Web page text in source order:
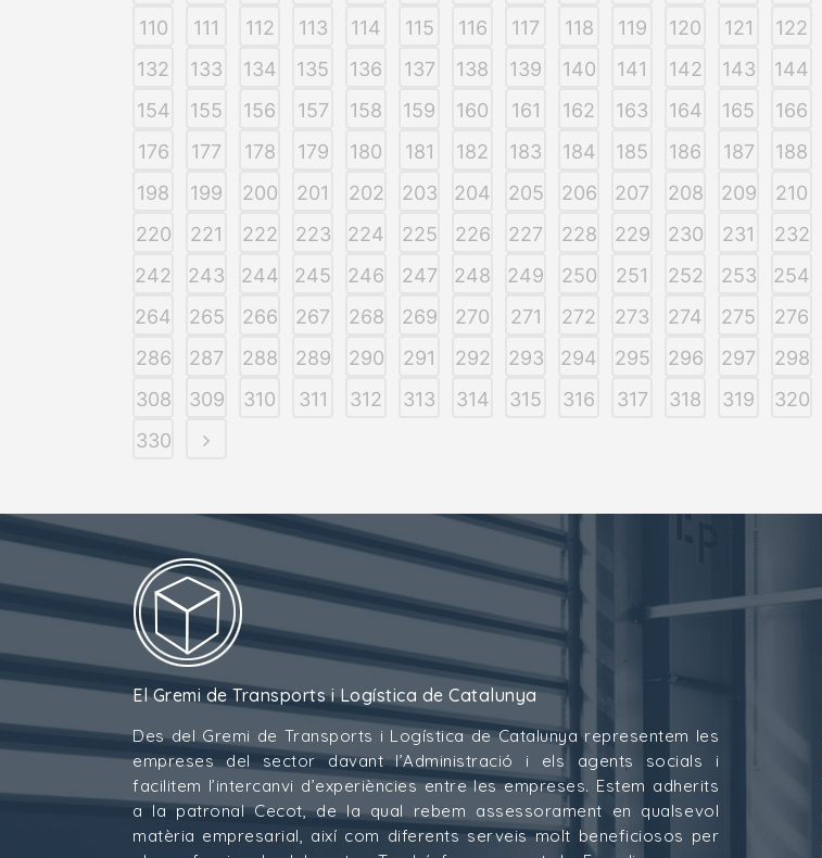
110
111 112 113 114 115 116 117 118 119 120 121 122
132
133 134 135 136 137 138 139 140 141 142 143 144
154
155 156 157 158 159 160 161 162 163 164 165 166
176
177 178 179 180 181 182 183 184 185 186 187 188
198
199 200 201 202 203 204 205 206 207 208 209 210
220
221 222 223 224 225 226 227 228 229 230 231 232
242
243 244 245 246 247 248 249 250 251 252 253 254
264
265 266 267 268 269 270 271 272 273 274 275 276
286
287 288 289 290 291 292 293 294 295 296 297 298
308
309 310 311 312 313 314 315 316 317 318 319 320
330
El Gremi de Transports i Logística de Catalunya
Des del Gremi de Transports i Logística de Catalunya representem les
empreses del sector davant l’Administració i els agents socials i
facilitem l’intercanvi d’experiències entre les empreses. Estem adherits
a la patronal Cecot, de la qual rebem assessorament en qualsevol
matèria empresarial, així com diferents serveis molt beneficiosos per